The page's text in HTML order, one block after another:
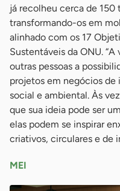
já recolheu cerca de 150
transformando-os em
alinhado com os 17
Sustentáveis da ONU.
outras pessoas a
projetos em negócios
social e ambiental. Às
que sua ideia pode ser
elas podem se inspirar
criativos, circulares e de
MEI